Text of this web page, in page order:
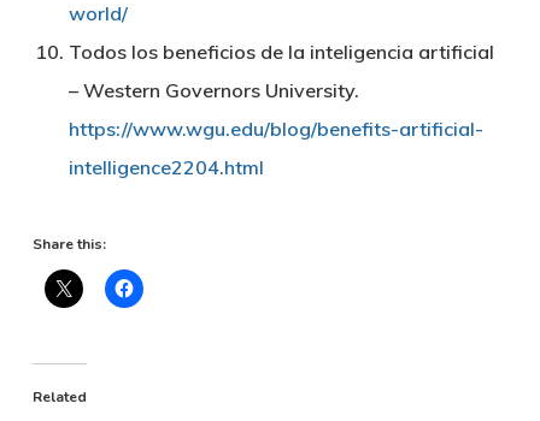
world/
Todos los beneficios de la inteligencia artificial
– Western Governors University.
https://www.wgu.edu/blog/benefits-artificial-
intelligence2204.html
Share this:
Related